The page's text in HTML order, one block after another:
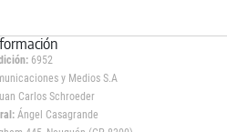
6952
y Medios S.A
Carlos Schroeder
Ángel Casagrande